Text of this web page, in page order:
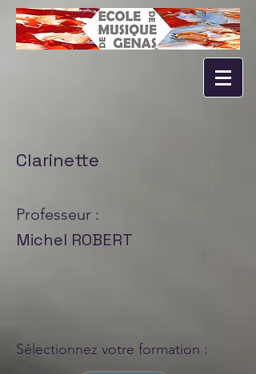
Clarinette
Professeur :
Michel ROBERT
Sélectionnez votre formation :